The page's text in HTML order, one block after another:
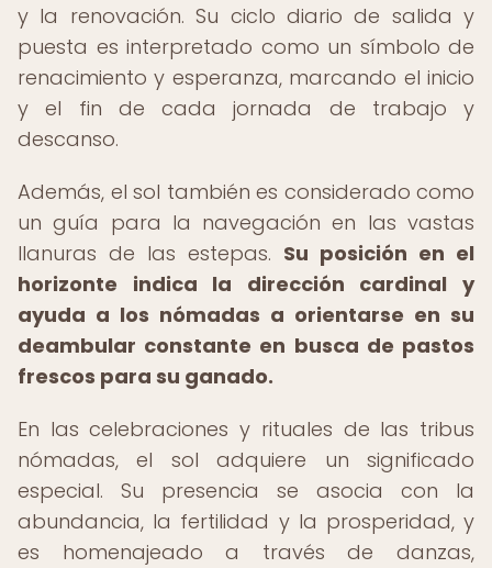
y la renovación. Su ciclo diario de salida y
puesta es interpretado como un símbolo de
renacimiento y esperanza, marcando el inicio
y el fin de cada jornada de trabajo y
descanso.
Además, el sol también es considerado como
un guía para la navegación en las vastas
llanuras de las estepas. Su posición en el
horizonte indica la dirección cardinal y
ayuda a los nómadas a orientarse en su
deambular constante en busca de pastos
frescos para su ganado.
En las celebraciones y rituales de las tribus
nómadas, el sol adquiere un significado
especial. Su presencia se asocia con la
abundancia, la fertilidad y la prosperidad, y
es homenajeado a través de danzas,